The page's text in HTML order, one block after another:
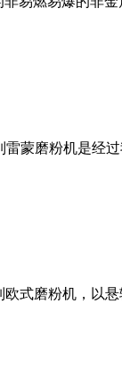
蒙磨粉机是经
式磨粉机，以